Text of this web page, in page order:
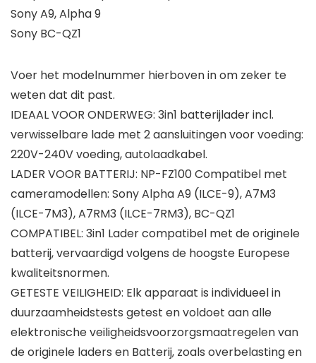
Sony A9, Alpha 9
Sony BC-QZ1
Voer het modelnummer hierboven in om zeker te
weten dat dit past.
IDEAAL VOOR ONDERWEG: 3in1 batterijlader incl.
verwisselbare lade met 2 aansluitingen voor voeding:
220V-240V voeding, autolaadkabel.
LADER VOOR BATTERIJ: NP-FZ100 Compatibel met
cameramodellen: Sony Alpha A9 (ILCE-9), A7M3
(ILCE-7M3), A7RM3 (ILCE-7RM3), BC-QZ1
COMPATIBEL: 3in1 Lader compatibel met de originele
batterij, vervaardigd volgens de hoogste Europese
kwaliteitsnormen.
GETESTE VEILIGHEID: Elk apparaat is individueel in
duurzaamheidstests getest en voldoet aan alle
elektronische veiligheidsvoorzorgsmaatregelen van
de originele laders en Batterij, zoals overbelasting en